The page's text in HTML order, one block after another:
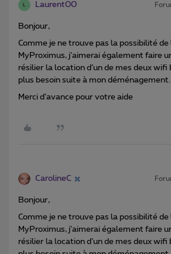
Laurent00
Bonjour,
Comme je ne trouve pas la possibilité de
MyProximus, j’aimerai également faire
résilier la location d’un de mes deux wifi
plus besoin suite à mon déménagement.
Merci d’avance pour votre aide
CarolineC
Bonjour,
Comme je ne trouve pas la possibilité de
MyProximus, j’aimerai également faire
résilier la location d’un de mes deux wifi